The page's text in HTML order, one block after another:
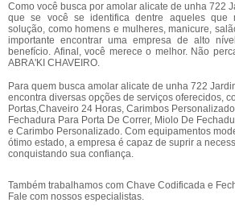
Como você busca por amolar alicate de unha 722
que se você se identifica dentre aqueles que
solução, como homens e mulheres, manicure,
importante encontrar uma empresa de alto
benefício. Afinal, você merece o melhor. Não
ABRA'KI CHAVEIRO.
Para quem busca amolar alicate de unha 722
encontra diversas opções de serviços oferecidos,
Portas,Chaveiro 24 Horas, Carimbos
Fechadura Para Porta De Correr, Miolo De
e Carimbo Personalizado. Com equipamentos
ótimo estado, a empresa é capaz de suprir a
conquistando sua confiança.
Também trabalhamos com Chave Codificada e
Fale com nossos especialistas.